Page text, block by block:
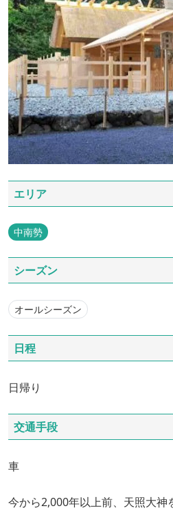
エリア
中南勢
シーズン
オールシーズン
日程
日帰り
交通手段
車
今から2,000年以上前、天照大神